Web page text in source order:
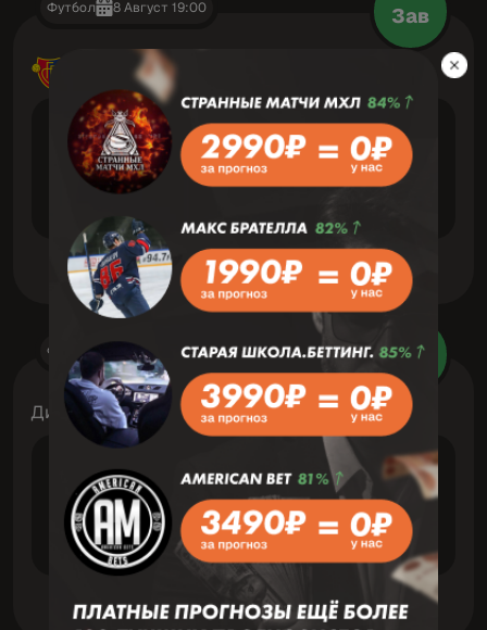
Футбол 8 Август 19:00 Зав
Швейцария: Суперлига
VS
Футбол 8 Август 14:00 Зав
Дивизион 1 Юг
Эскилсминне
VS Росенгард